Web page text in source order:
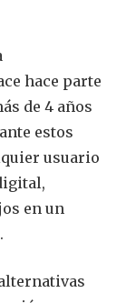
hace parte
de 4 años
estos
usuario
en un